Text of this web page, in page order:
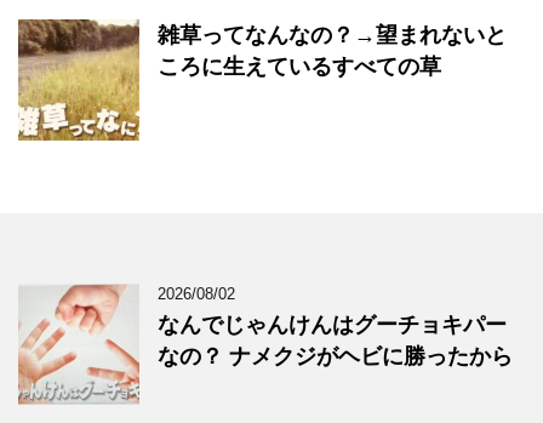
雑草ってなんなの？→望まれないと
ころに生えているすべての草
2026/08/02
なんでじゃんけんはグーチョキパー
なの？ ナメクジがヘビに勝ったから